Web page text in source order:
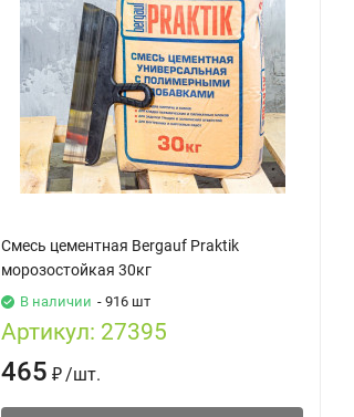
Cмесь цементная Bergauf Praktik
морозостойкая 30кг
В наличии - 916 шт
Артикул: 27395
465 ₽/шт.